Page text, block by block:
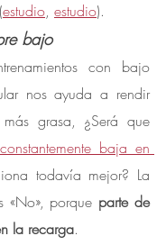
estudio, estudio).
bajo
con bajo
nos ayuda a rendir
grasa, ¿Será que
baja en
todavía mejor? La
«No», porque parte de
la recarga.